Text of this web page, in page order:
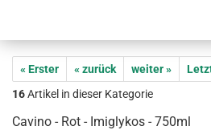
« Erster « zurück weiter »
16Artikel in dieser Kategorie
Cavino - Rot - Imiglykos - 750ml